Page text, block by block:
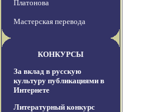
Платонова
Мастерская перевода
КОНКУРСЫ
За вклад в русскую
культуру публикациями в
Интернете
Литературный конкурс